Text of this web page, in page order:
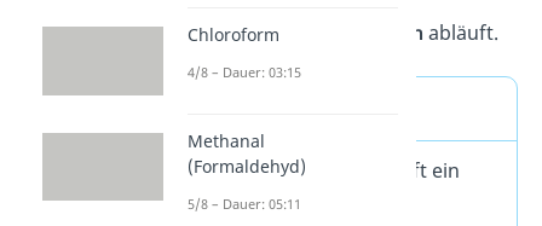
nucleophilen Substitution abläuft.
Bei dieser Reaktion greift ein
Nukleophil
Chloroform
4/8 – Dauer: 03:15
Methanal
(Formaldehyd)
5/8 – Dauer: 05:11